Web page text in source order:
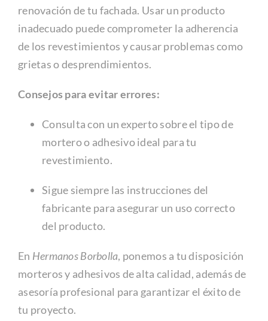
renovación de tu fachada. Usar un producto
inadecuado puede comprometer la adherencia
de los revestimientos y causar problemas como
grietas o desprendimientos.
Consejos para evitar errores:
Consulta con un experto sobre el tipo de
mortero o adhesivo ideal para tu
revestimiento.
Sigue siempre las instrucciones del
fabricante para asegurar un uso correcto
del producto.
En Hermanos Borbolla, ponemos a tu disposición
morteros y adhesivos de alta calidad, además de
asesoría profesional para garantizar el éxito de
tu proyecto.